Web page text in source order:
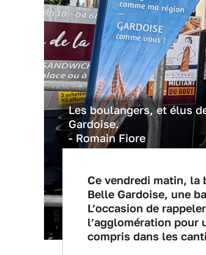
Les boulangers, et élus
Gardoise.
- Romain Fiore
Ce vendredi matin, la
Belle Gardoise, une
L’occasion de
l’agglomération pour
compris dans les